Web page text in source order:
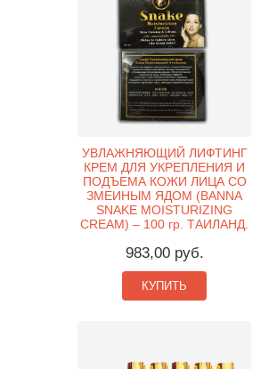
УВЛАЖНЯЮЩИЙ ЛИФТИНГ
КРЕМ ДЛЯ УКРЕПЛЕНИЯ И
ПОДЪЕМА КОЖИ ЛИЦА СО
ЗМЕИНЫМ ЯДОМ (BANNA
SNAKE MOISTURIZING
CREAM) – 100 гр. ТАИЛАНД.
983,00 руб.
КУПИТЬ